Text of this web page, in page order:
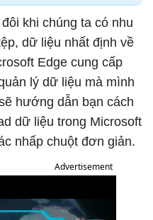
khi chúng ta có nhu
dữ liệu nhất định về
Edge cung cấp
lý dữ liệu mà mình
hướng dẫn bạn cách
dữ liệu trong Microsoft
nhấp chuột đơn giản.
Advertisement